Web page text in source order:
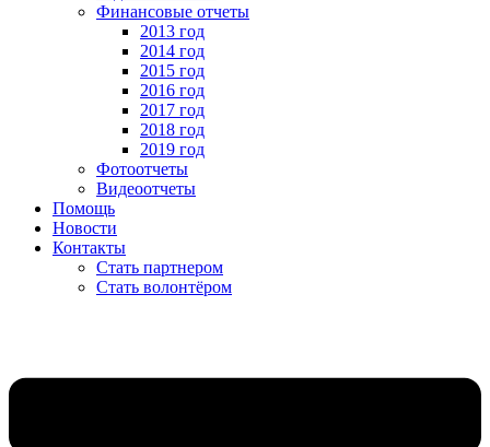
Финансовые отчеты
2013 год
2014 год
2015 год
2016 год
2017 год
2018 год
2019 год
Фотоотчеты
Видеоотчеты
Помощь
Новости
Контакты
Стать партнером
Стать волонтёром